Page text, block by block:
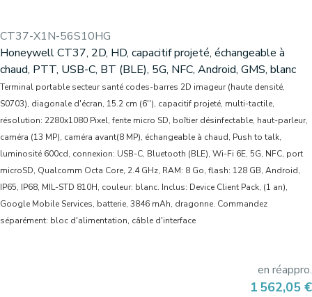
CT37-X1N-56S10HG
Honeywell CT37, 2D, HD, capacitif projeté, échangeable à
chaud, PTT, USB-C, BT (BLE), 5G, NFC, Android, GMS, blanc
Terminal portable secteur santé codes-barres 2D imageur (haute densité,
S0703), diagonale d'écran, 15.2 cm (6''), capacitif projeté, multi-tactile,
résolution: 2280x1080 Pixel, fente micro SD, boîtier désinfectable, haut-parleur,
caméra (13 MP), caméra avant(8 MP), échangeable à chaud, Push to talk,
luminosité 600cd, connexion: USB-C, Bluetooth (BLE), Wi-Fi 6E, 5G, NFC, port
microSD, Qualcomm Octa Core, 2.4 GHz, RAM: 8 Go, flash: 128 GB, Android,
IP65, IP68, MIL-STD 810H, couleur: blanc. Inclus: Device Client Pack, (1 an),
Google Mobile Services, batterie, 3846 mAh, dragonne. Commandez
séparément: bloc d'alimentation, câble d'interface
en réappro.
Prix
1 562,05 €